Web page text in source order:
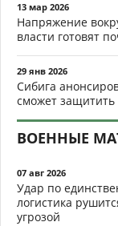
13 мар 2026
Напряжение
власти готовят
29 янв 2026
Сибига
сможет защитить
ВОЕННЫЕ
07 авг 2026
Удар по
логистика
угрозой